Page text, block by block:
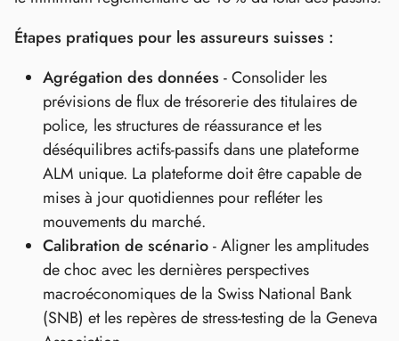
Étapes pratiques pour les assureurs suisses :
Agrégation des données - Consolider les
prévisions de flux de trésorerie des titulaires de
police, les structures de réassurance et les
déséquilibres actifs‑passifs dans une plateforme
ALM unique. La plateforme doit être capable de
mises à jour quotidiennes pour refléter les
mouvements du marché.
Calibration de scénario- Aligner les amplitudes
de choc avec les dernières perspectives
macroéconomiques de la Swiss National Bank
(SNB) et les repères de stress‑testing de la Geneva